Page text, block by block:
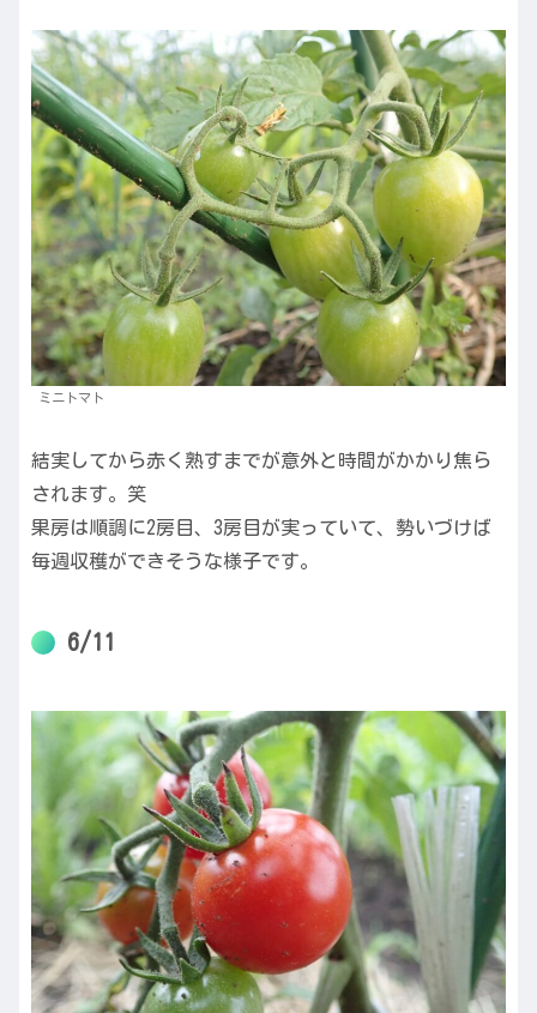
ミニトマト
結実してから赤く熟すまでが意外と時間がかかり焦ら
されます。笑
果房は順調に2房目、3房目が実っていて、勢いづけば
毎週収穫ができそうな様子です。
6/11